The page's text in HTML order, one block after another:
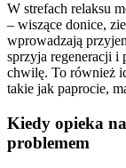
W strefach relaksu
– wiszące donice,
wprowadzają
sprzyja regeneracji i
chwilę. To również
takie jak paprocie,
Kiedy opieka
problemem